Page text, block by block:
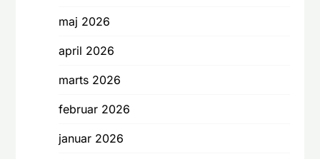
maj 2026
april 2026
marts 2026
februar 2026
januar 2026